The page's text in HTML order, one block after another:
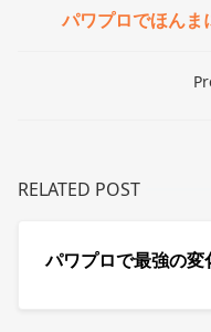
パワプロでほんま
RELATED POST
パワプロで最強の変